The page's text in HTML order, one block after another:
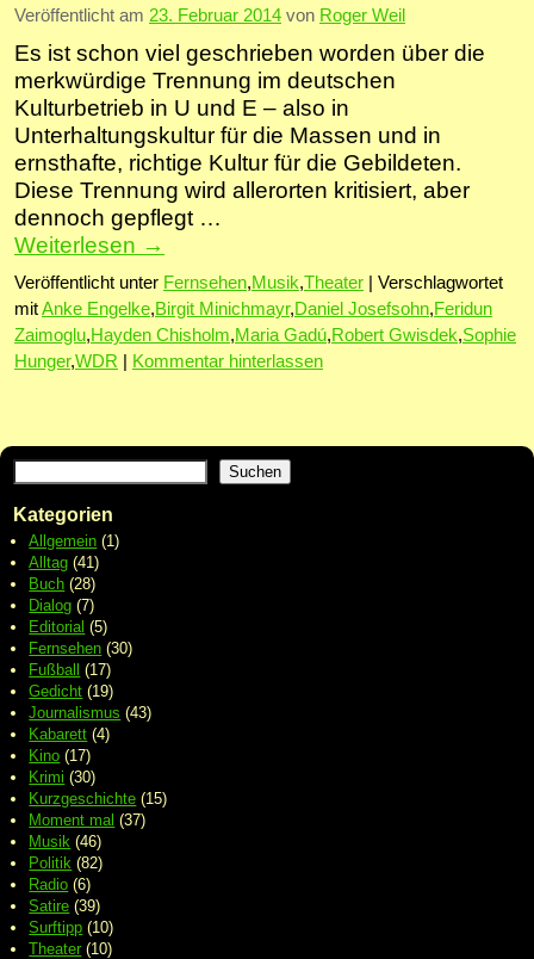
Veröffentlicht am 23. Februar 2014 von Roger Weil
Es ist schon viel geschrieben worden über die
merkwürdige Trennung im deutschen
Kulturbetrieb in U und E – also in
Unterhaltungskultur für die Massen und in
ernsthafte, richtige Kultur für die Gebildeten.
Diese Trennung wird allerorten kritisiert, aber
dennoch gepflegt …
Weiterlesen →
Veröffentlicht unter Fernsehen,Musik,Theater
Verschlagwortet
mitAnke Engelke,Birgit Minichmayr,Daniel Josefsohn,Feridun
Zaimoglu,Hayden Chisholm,Maria Gadú,Robert Gwisdek,Sophie
Hunger,WDR Kommentar hinterlassen
Suchen
Kategorien
Allgemein (1)
Alltag (41)
Buch (28)
Dialog (7)
Editorial (5)
Fernsehen (30)
Fußball
(17)
Gedicht (19)
Journalismus (43)
Kabarett (4)
Kino (17)
Krimi (30)
Kurzgeschichte (15)
Moment mal (37)
Musik (46)
Politik (82)
Radio (6)
Satire (39)
Surftipp (10)
Theater (10)